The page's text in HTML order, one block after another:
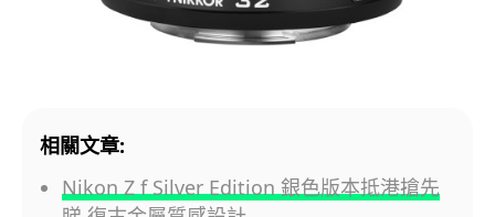
相關文章:
Nikon Z f Silver Edition 銀色版本抵港搶先